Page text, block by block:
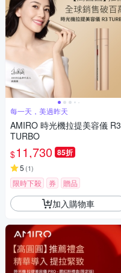
每一天，美過昨天
AMIRO 時光機拉提美容儀 R3
TURBO
$11,730 85折
5 (1)
限時下殺 券 贈品
加入購物車